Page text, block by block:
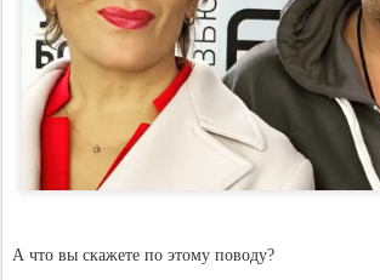
А что вы скажете по этому поводу?